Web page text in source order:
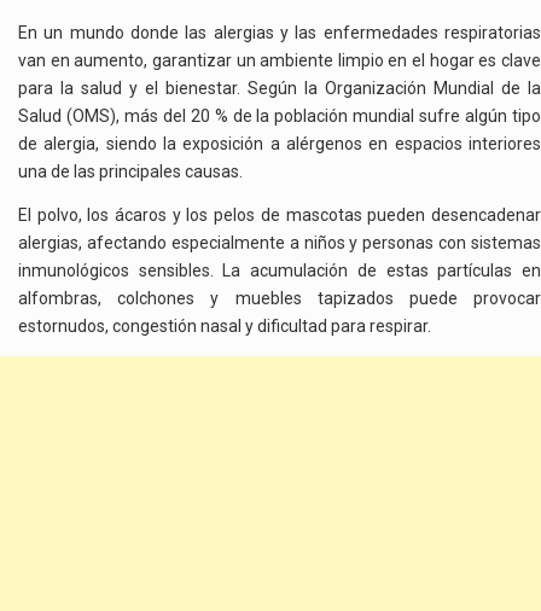
En un mundo donde las alergias y las enfermedades respiratorias
van en aumento, garantizar un ambiente limpio en el hogar es clave
para la salud y el bienestar. Según la Organización Mundial de la
Salud (OMS), más del 20 % de la población mundial sufre algún tipo
de alergia, siendo la exposición a alérgenos en espacios interiores
una de las principales causas.
El polvo, los ácaros y los pelos de mascotas pueden desencadenar
alergias, afectando especialmente a niños y personas con sistemas
inmunológicos sensibles. La acumulación de estas partículas en
alfombras, colchones y muebles tapizados puede provocar
estornudos, congestión nasal y dificultad para respirar.